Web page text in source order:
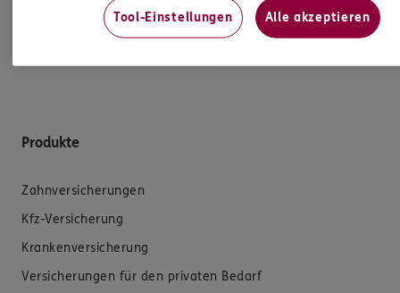
Mobil:
0178 / 8538961
Produkte
Zahnversicherungen
Kfz-Versicherung
Krankenversicherung
Versicherungen für den privaten Bedarf
Tool-Einstellungen Alle akzeptieren